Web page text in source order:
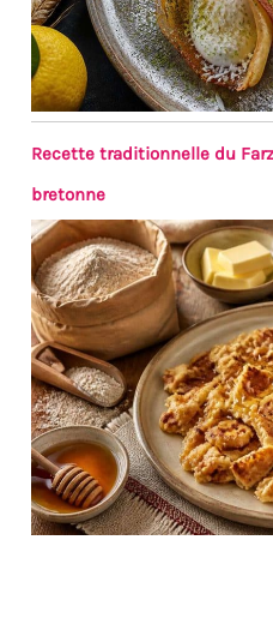
Recette traditionnelle du
bretonne